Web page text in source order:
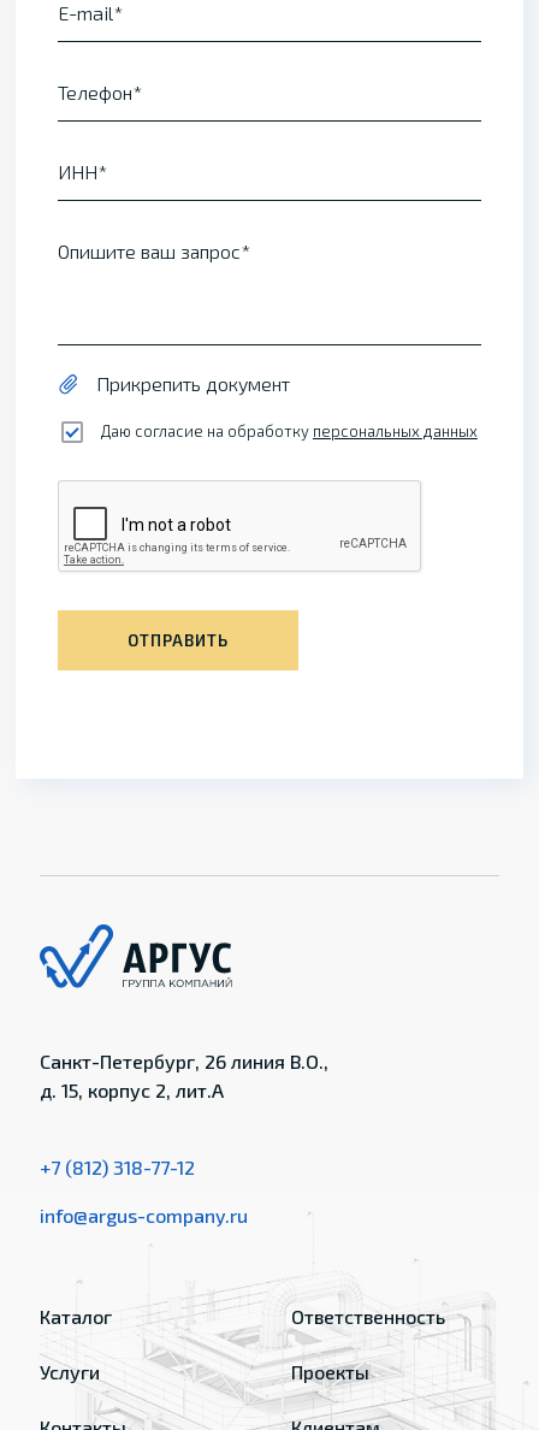
E-mail
Телефон
ИНН
Опишите ваш запрос
Прикрепить документ
Даю согласие на обработку персональных данных
ОТПРАВИТЬ
Санкт-Петербург, 26 линия В.О.,
д. 15, корпус 2, лит.А
+7 (812) 318-77-12
info@argus-company.ru
Каталог
Услуги
Ответственность
Проекты